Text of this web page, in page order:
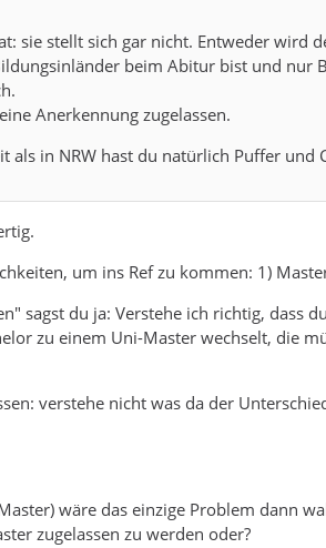
sie stellt sich gar nicht. Entweder
beim Abitur bist und
Anerkennung zugelassen.
als in NRW hast du natürlich Puffer
um ins Ref zu kommen: 1)
sagst du ja: Verstehe ich richtig,
zu einem Uni-Master wechselt, die
verstehe nicht was da der
wäre das einzige Problem dann
zugelassen zu werden oder?